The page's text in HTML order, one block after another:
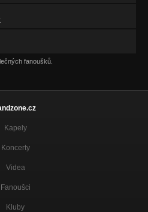
fanoušků.
Kapely
Koncerty
Videa
Fanoušci
Kluby